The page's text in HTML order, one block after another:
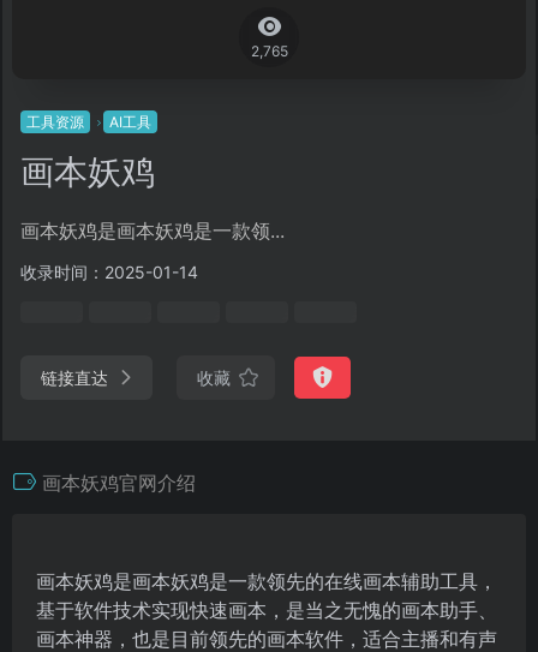
2,765
工具资源 AI工具
画本妖鸡
画本妖鸡是画本妖鸡是一款领...
收录时间：2025-01-14
链接直达 收藏
画本妖鸡官网介绍
画本妖鸡是画本妖鸡是一款领先的在线画本辅助工具，
基于软件技术实现快速画本，是当之无愧的画本助手、
画本神器，也是目前领先的画本软件，适合主播和有声